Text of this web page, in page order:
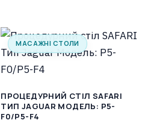
МАСАЖНІ СТОЛИ
ПРОЦЕДУРНИЙ СТІЛ SAFARI
ТИП JAGUAR МОДЕЛЬ: P5-
F0/P5-F4